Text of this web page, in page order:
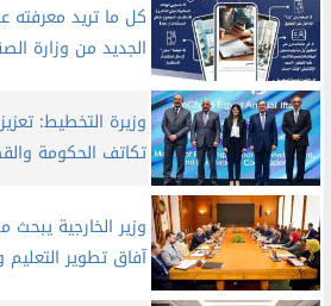
كل ما تريد معرفته
الجديد من وزارة
وزيرة التخطيط:
تكاتف الحكومة
وزير الخارجية يبحث
آفاق تطوير